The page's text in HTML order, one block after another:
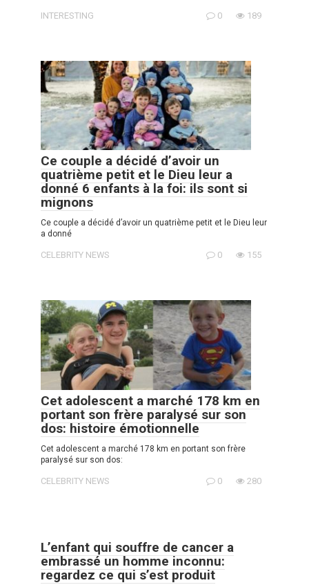
INTERESTING 0 189
Ce couple a décidé d’avoir un
quatrième petit et le Dieu leur a
donné 6 enfants à la foi: ils sont si
mignons
Ce couple a décidé d’avoir un quatrième petit et le Dieu leur
a donné
CELEBRITY NEWS 0 155
Cet adolescent a marché 178 km en
portant son frère paralysé sur son
dos: histoire émotionnelle
Cet adolescent a marché 178 km en portant son frère
paralysé sur son dos:
CELEBRITY NEWS 0 280
L’enfant qui souffre de cancer a
embrassé un homme inconnu:
regardez ce qui s’est produit